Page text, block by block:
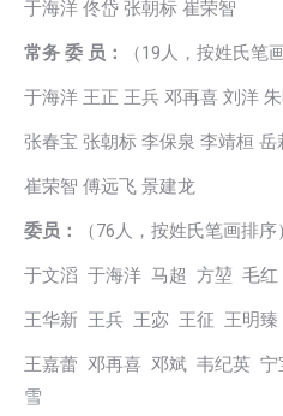
于海洋 佟岱 张朝标 崔荣智
常务 委 员： （19人，按姓氏笔
于海洋 王正 王兵 邓再喜 刘洋
张春宝 张朝标 李保泉 李靖桓
崔荣智 傅远飞 景建龙
委员： （76人，按姓氏笔画排序）
于文滔 于海洋 马超 方堃 毛
王华新 王兵 王宓 王征 王明
王嘉蕾 邓再喜 邓斌 韦纪英
雪